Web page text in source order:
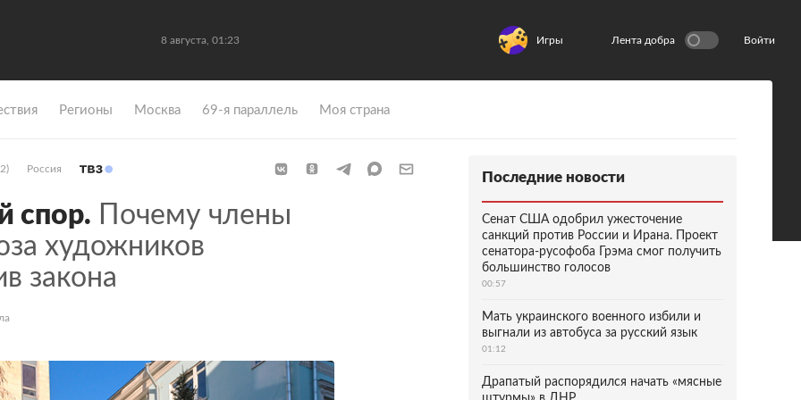
8 августа, 01:23 Игры Лента добра Войти
Регионы Москва 69-я параллель Моя страна
Россия
спор. Почему члены
художников
закона
Последние новости
Сенат США одобрил ужесточение
санкций против России и Ирана. Проект
сенатора-русофоба Грэма смог получить
большинство голосов
00:57
Мать украинского военного избили и
выгнали из автобуса за русский язык
01:12
Драпатый распорядился начать «мясные